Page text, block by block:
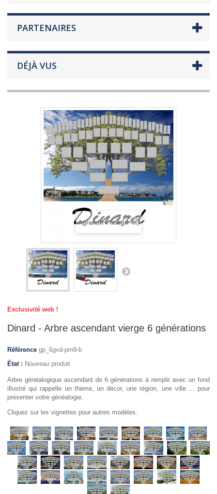
PARTENAIRES
DÉJÀ VUS
Agrandir l'image
Exclusivité web !
Dinard - Arbre ascendant vierge 6 générations
Référence gp_6gvd-pm9-b
État : Nouveau produit
Arbre généalogique ascendant de 6 générations à remplir avec un fond
illustré qui rappelle un thème, un décor, une région, une ville ... pour
présenter votre généalogie.
Cliquez sur les vignettes pour autres modèles.